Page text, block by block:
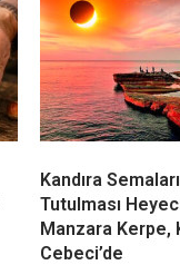
Kandıra
Tutulması
Manzara Kerpe,
Cebeci’de